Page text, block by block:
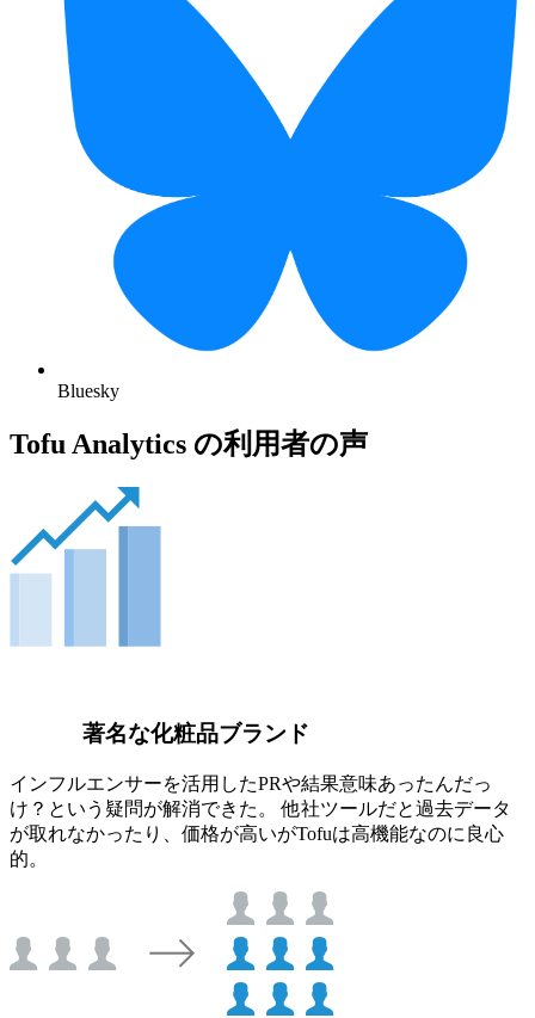
Bluesky
Tofu Analytics の利用者の声
著名な化粧品ブランド
インフルエンサーを活用したPRや結果意味あったんだっ
け？という疑問が解消できた。 他社ツールだと過去データ
が取れなかったり、価格が高いがTofuは高機能なのに良心
的。